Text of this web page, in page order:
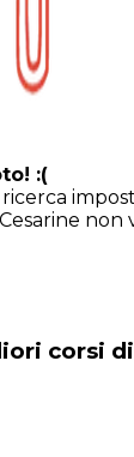
:(
non
corsi